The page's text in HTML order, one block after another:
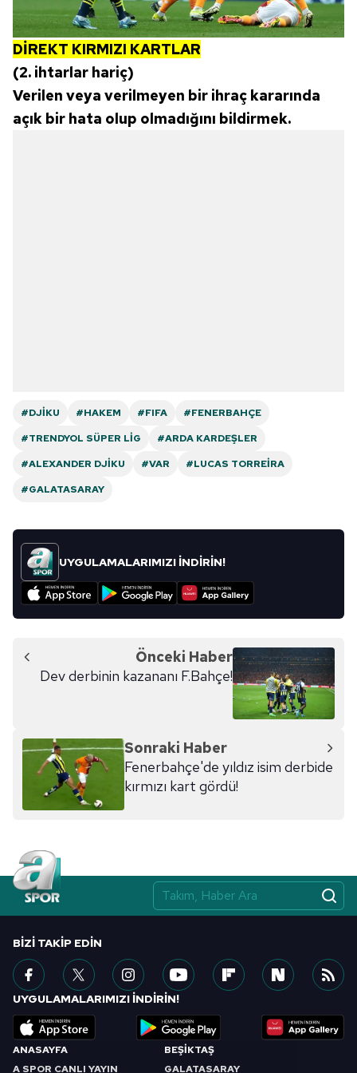
DİREKT KIRMIZI KARTLAR
(2. ihtarlar hariç)
Verilen veya verilmeyen bir ihraç kararında
açık bir hata olup olmadığını bildirmek.
#DJIKU #HAKEM #FIFA
#FENERBAHÇE
#TRENDYOL SÜPER LIG
#ARDA KARDEŞLER
#ALEXANDER DJIKU
#VAR
#LUCAS TORREIRA
#GALATASARAY
UYGULAMALARIMIZI İNDİRİN!
Önceki Haber
Dev derbinin kazananı F.Bahçe!
Sonraki Haber
Fenerbahçe'de yıldız isim derbide
kırmızı kart gördü!
ANASAYFA
A SPOR CANLI YAYIN
BEŞİKTAŞ
GALATASARAY
BIZI TAKIP EDIN
UYGULAMALARIMIZI İNDİRİN!